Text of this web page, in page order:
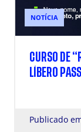
NOTÍCIA
CURSO DE
LÍBERO
Publicado